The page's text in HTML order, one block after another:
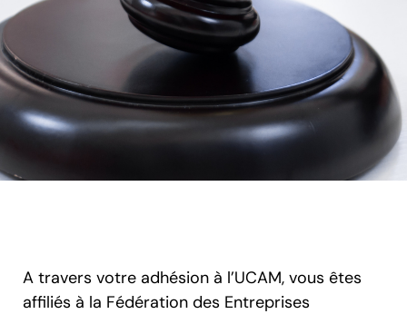
A travers votre adhésion à l’UCAM, vous êtes
affiliés à la Fédération des Entreprises